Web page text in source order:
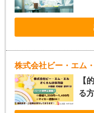
株式会社ビー・エム
【
る